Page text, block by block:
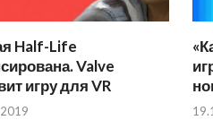
Half-Life
Valve
игру для VR